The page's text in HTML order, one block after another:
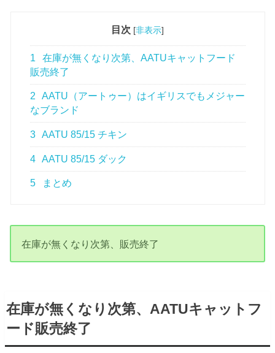
目次 [非表示]
1
在庫が無くなり次第、AATUキャットフード
販売終了
2
AATU（アートゥー）はイギリスでもメジャー
なブランド
3 AATU 85/15 チキン
4 AATU 85/15 ダック
5 まとめ
在庫が無くなり次第、販売終了
在庫が無くなり次第、AATUキャットフ
ード販売終了